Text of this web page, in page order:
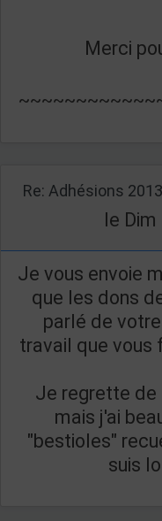
Merci
Re: Adhésions 2013
le Dim
Je vous envoie
que les dons
parlé de
travail que vous
Je regrette de
mais j'ai
"bestioles"
suis